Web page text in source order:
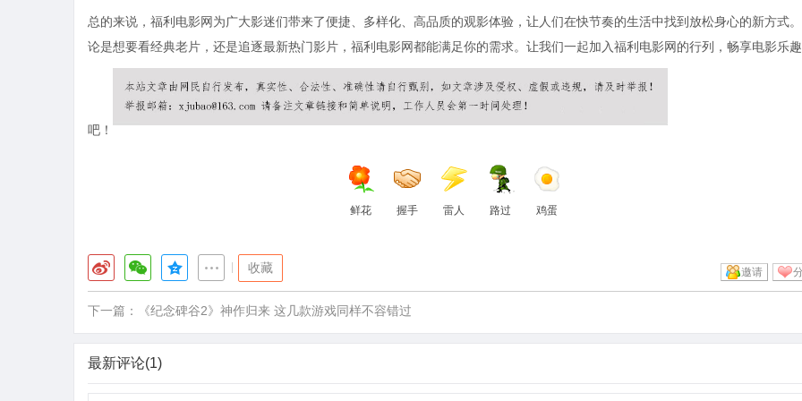
总的来说，福利电影网为广大影迷们带来了便捷、多样化、高品质的观影体验，让人们在快节奏的生活中找到放松身心的新方式
论是想要看经典老片，还是追逐最新热门影片，福利电影网都能满足你的需求。让我们一起加入福利电影网的行列，畅享电影乐趣
吧！
鲜花 握手 雷人 路过 鸡蛋
收藏 邀请
下一篇： 《纪念碑谷2》神作归来 这几款游戏同样不容错过
最新评论(1)